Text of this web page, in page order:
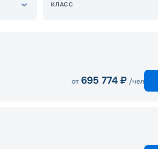
КЛАСС
от 695 774 ₽ /чел